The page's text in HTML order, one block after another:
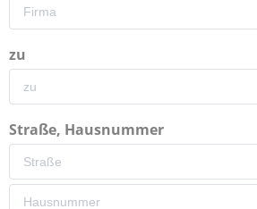
zu
Straße, Hausnummer